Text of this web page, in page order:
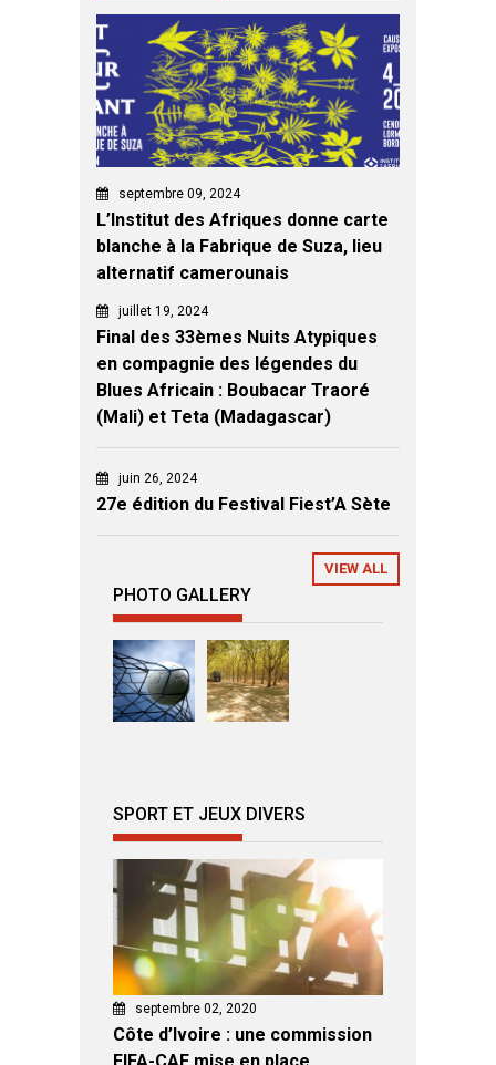
septembre 09, 2024
L’Institut des Afriques donne carte
blanche à la Fabrique de Suza, lieu
alternatif camerounais
juillet 19, 2024
Final des 33èmes Nuits Atypiques
en compagnie des légendes du
Blues Africain : Boubacar Traoré
(Mali) et Teta (Madagascar)
juin 26, 2024
27e édition du Festival Fiest’A Sète
VIEW ALL
PHOTO GALLERY
SPORT ET JEUX DIVERS
septembre 02, 2020
Côte d’Ivoire : une commission